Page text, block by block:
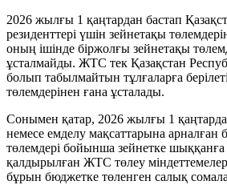
2026 жылғы 1 қаңтардан бастап
резиденттері үшін зейнетақы
оның ішінде біржолғы зейнетақы
ұсталмайды. ЖТС тек Қазақстан
болып табылмайтын тұлғаларға
төлемдерінен ғана ұсталады.
Сонымен қатар, 2026 жылғы 1
немесе емделу мақсаттарына арналған
төлемдері бойынша зейнетке шыққанға
қалдырылған ЖТС төлеу
бұрын бюджетке төленген салық